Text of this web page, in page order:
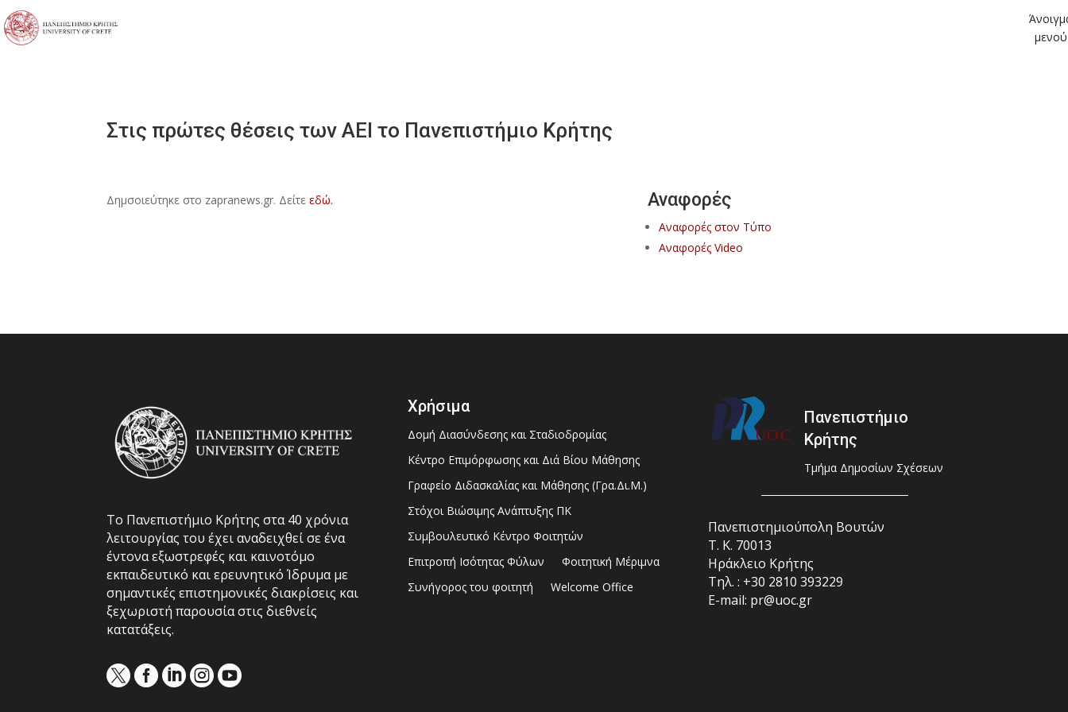
μενού
Στις πρώτες θέσεις των ΑΕΙ το Πανεπιστήμιο Κρήτης
Δημσοιεύτηκε στο zapranews.gr. Δείτεεδώ. Αναφορές
Αναφορές στον Τύπο
Αναφορές Video
Το Πανεπιστήμιο Κρήτης στα 40 χρόνια
λειτουργίας του έχει αναδειχθεί σε ένα
έντονα εξωστρεφές και καινοτόμο
εκπαιδευτικό και ερευνητικό Ίδρυμα με
σημαντικές επιστημονικές διακρίσεις και
ξεχωριστή παρουσία στις διεθνείς
κατατάξεις.

Χρήσιμα
Δομή Διασύνδεσης και Σταδιοδρομίας
Κέντρο Επιμόρφωσης και Διά Βίου Μάθησης
Γραφείο Διδασκαλίας και Μάθησης (Γρα.Δι.Μ.)
Στόχοι Βιώσιμης Ανάπτυξης ΠΚ
Συμβουλευτικό Κέντρο Φοιτητών
Επιτροπή Ισότητας Φύλων
Φοιτητική Μέριμνα
Συνήγορος του φοιτητή
Welcome Office
Πανεπιστήμιο
Κρήτης
Τμήμα Δημοσίων Σχέσεων
Πανεπιστημιούπολη Βουτών
Τ. Κ. 70013
Ηράκλειο Κρήτης
Τηλ. : +30 2810 393229
E-mail: pr@uoc.gr